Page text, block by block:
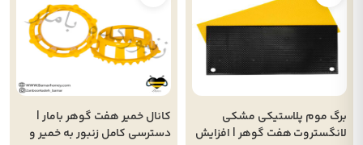
برگ موم پلاستیکی مشکی
لانگستروت هفت گوهر | افزایش
کانال خمیر هفت گوهر بامار |
دسترسی کامل زنبور به خمیر و